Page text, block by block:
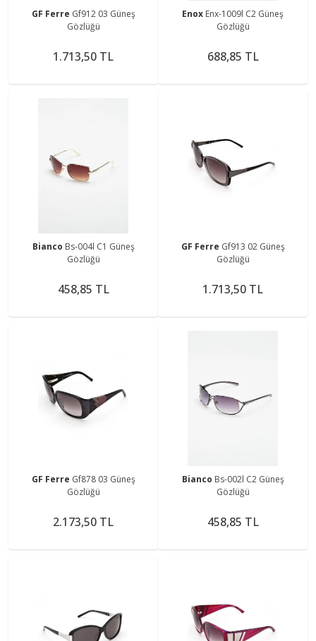
GF Ferre Gf912 03 Güneş
Gözlüğü
1.713,50 TL
Enox Enx-1009l C2 Güneş
Gözlüğü
688,85 TL
Bianco Bs-004l C1 Güneş
Gözlüğü
458,85 TL
GF Ferre Gf913 02 Güneş
Gözlüğü
1.713,50 TL
GF Ferre Gf878 03 Güneş
Gözlüğü
2.173,50 TL
Bianco Bs-002l C2 Güneş
Gözlüğü
458,85 TL